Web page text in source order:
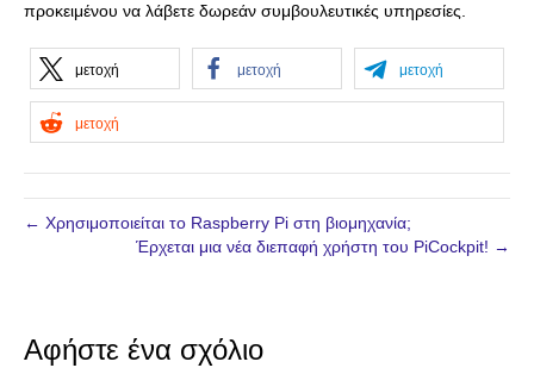
προκειμένου να λάβετε δωρεάν συμβουλευτικές υπηρεσίες.
μετοχή μετοχή μετοχή
μετοχή
← Χρησιμοποιείται το Raspberry Pi στη βιομηχανία;
Έρχεται μια νέα διεπαφή χρήστη του PiCockpit! →
Αφήστε ένα σχόλιο